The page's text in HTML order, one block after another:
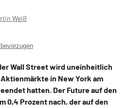
Weiß
Wall Street wird uneinheitlich
in New York am
hatten. Der Future auf den
0,4 Prozent nach, der auf den